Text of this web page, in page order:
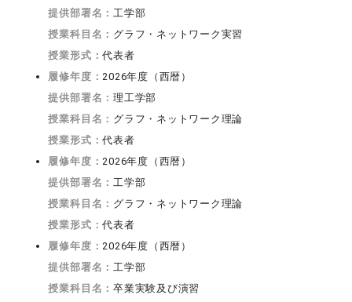
提供部署名： 工学部
授業科目名： グラフ・ネットワーク実習
授業形式：代表者
履修年度： 2026年度（西暦）
提供部署名：理工学部
授業科目名： グラフ・ネットワーク理論
授業形式：代表者
履修年度： 2026年度（西暦）
提供部署名： 工学部
授業科目名： グラフ・ネットワーク理論
授業形式：代表者
履修年度： 2026年度（西暦）
提供部署名： 工学部
授業科目名：卒業実験及び演習